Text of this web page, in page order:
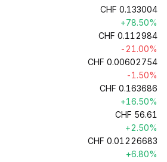
CHF 0.133004
+78.50%
CHF 0.112984
-21.00%
CHF 0.00602754
-1.50%
CHF 0.163686
+16.50%
CHF 56.61
+2.50%
CHF 0.01226683
+6.80%